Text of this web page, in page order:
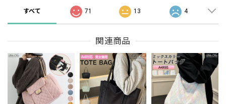
すべて 71 13 4
関連商品